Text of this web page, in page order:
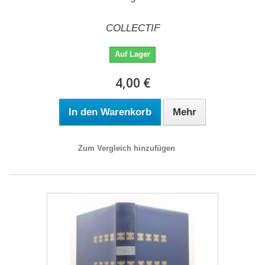
COLLECTIF
Auf Lager
4,00 €
In den Warenkorb Mehr
Zum Vergleich hinzufügen